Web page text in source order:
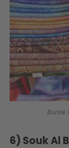
Bunte
6) Souk Al